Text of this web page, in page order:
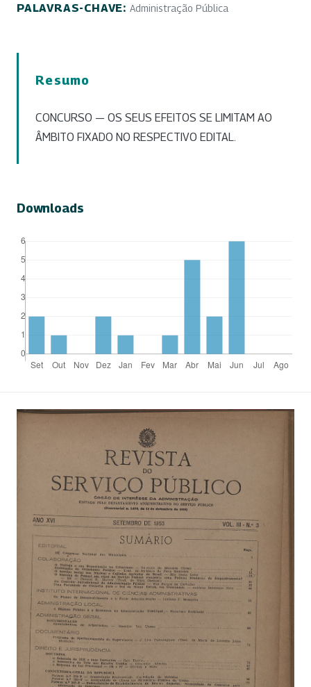
PALAVRAS-CHAVE: Administração Pública
Resumo
CONCURSO — OS SEUS EFEITOS SE LIMITAM AO
ÂMBITO FIXADO NO RESPECTIVO EDITAL.
Downloads